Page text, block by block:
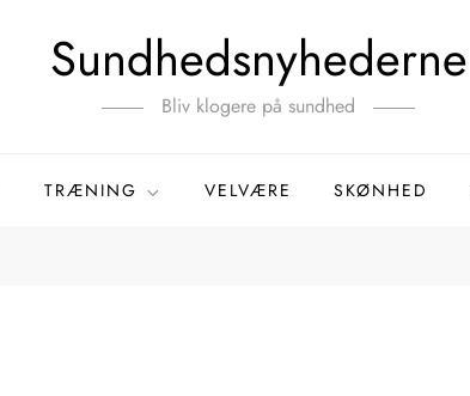
Sundhedsnyhederne
Bliv klogere på sundhed
TRÆNING VELVÆRE SKØNHED